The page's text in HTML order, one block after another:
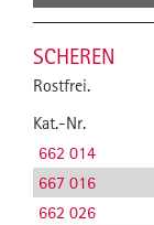
SCHEREN
Rostfrei.
Kat.-Nr.
662 014
667 016
662 026